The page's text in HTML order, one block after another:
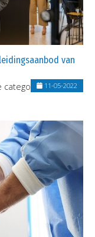
van
'opleiding'
11-05-2022